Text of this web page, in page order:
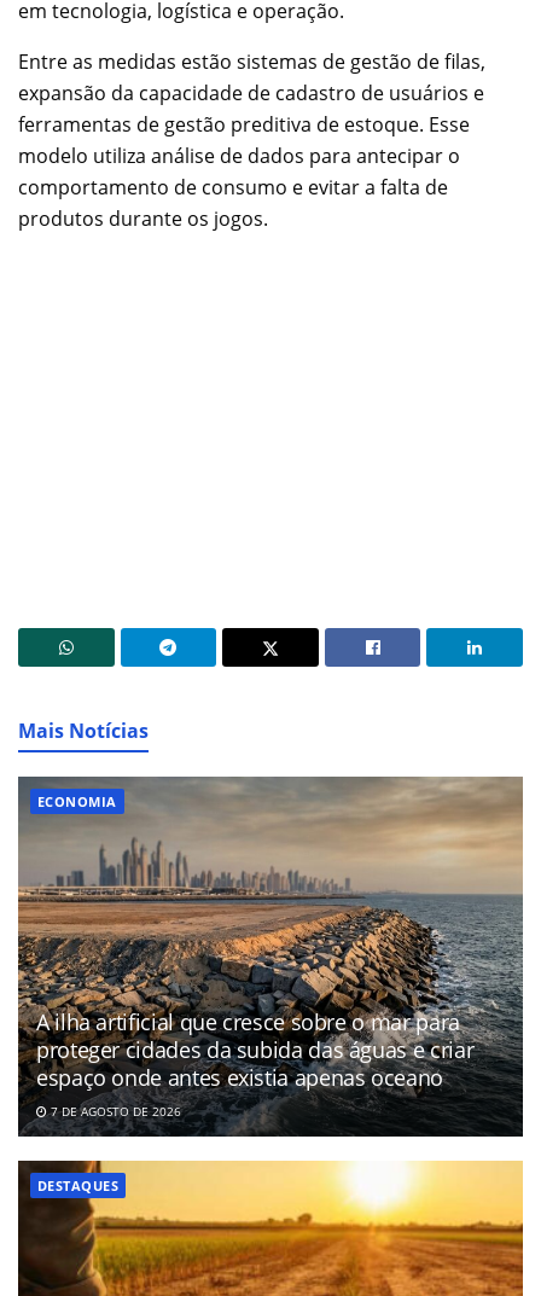
em tecnologia, logística e operação.
Entre as medidas estão sistemas de gestão de filas,
expansão da capacidade de cadastro de usuários e
ferramentas de gestão preditiva de estoque. Esse
modelo utiliza análise de dados para antecipar o
comportamento de consumo e evitar a falta de
produtos durante os jogos.
Mais Notícias
ECONOMIA
A ilha artificial que cresce sobre o mar para
proteger cidades da subida das águas e criar
espaço onde antes existia apenas oceano
7 DE AGOSTO DE 2026
DESTAQUES